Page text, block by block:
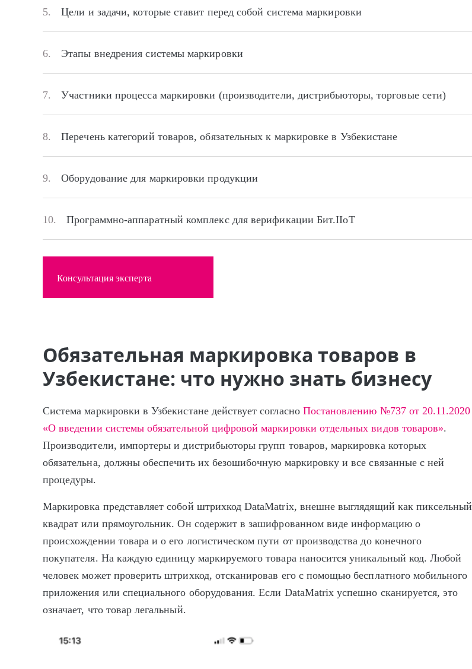
5. Цели и задачи, которые ставит перед собой система маркировки
6. Этапы внедрения системы маркировки
7. Участники процесса маркировки (производители, дистрибьюторы, торговые сети)
8. Перечень категорий товаров, обязательных к маркировке в Узбекистане
9. Оборудование для маркировки продукции
10. Программно-аппаратный комплекс для верификации Бит.IIoT
Консультация эксперта
Обязательная маркировка товаров в
Узбекистане: что нужно знать бизнесу
Система маркировки в Узбекистане действует согласно Постановлению №737 от 20.11.2020
«О введении системы обязательной цифровой маркировки отдельных видов товаров».
Производители, импортеры и дистрибьюторы групп товаров, маркировка которых
обязательна, должны обеспечить их безошибочную маркировку и все связанные с ней
процедуры.
Маркировка представляет собой штрихкод DataMatrix, внешне выглядящий как пиксельный
квадрат или прямоугольник. Он содержит в зашифрованном виде информацию о
происхождении товара и о его логистическом пути от производства до конечного
покупателя. На каждую единицу маркируемого товара наносится уникальный код. Любой
человек может проверить штрихкод, отсканировав его с помощью бесплатного мобильного
приложения или специального оборудования. Если DataMatrix успешно сканируется, это
означает, что товар легальный.